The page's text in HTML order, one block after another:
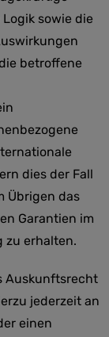
sowie die
betroffene
dies der Fall
Übrigen das
Garantien im
zu erhalten.
Auskunftsrecht
jederzeit an
einen